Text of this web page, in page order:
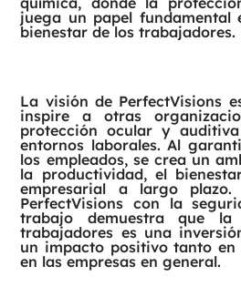
juega un papel fundamental
bienestar de los trabajadores.
La visión de PerfectVisions
inspire a otras
protección ocular y
entornos laborales. Al
los empleados, se crea un
la productividad, el
empresarial a largo
PerfectVisions con la
trabajo demuestra que
trabajadores es una
un impacto positivo tanto en
en las empresas en general.